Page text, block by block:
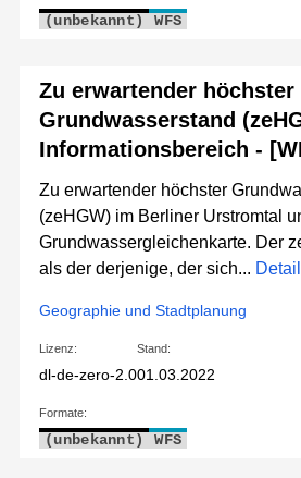
(unbekannt) WFS
Zu erwartender höchster
Grundwasserstand
Informationsbereich -
Zu erwartender höchster
(zeHGW) im Berliner Urstromtal
Grundwassergleichenkarte. Der
als der derjenige, der sich...
Geographie und Stadtplanung
Lizenz:
dl-de-zero-2.0
Stand:
01.03.2022
Formate:
(unbekannt) WFS